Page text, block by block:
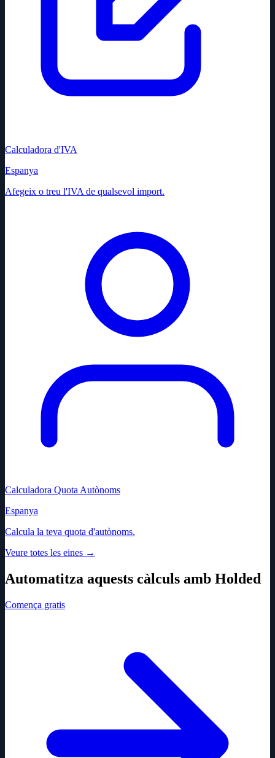
Calculadora d'IVA
Espanya
Afegeix o treu l'IVA de qualsevol import.
Calculadora Quota Autònoms
Espanya
Calcula la teva quota d'autònoms.
Veure totes les eines →
Automatitza aquests càlculs amb Holded
Comença gratis